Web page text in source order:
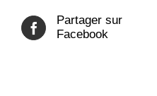
Partager sur
Facebook